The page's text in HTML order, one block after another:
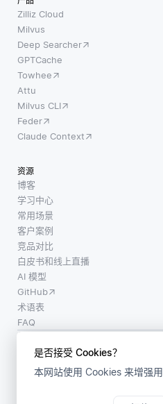
是否接受 Cookies？
本网站使用 Cookies 来增强用
Zilliz Cloud
Milvus
Deep Searcher
GPTCache
Towhee
Attu
Milvus CLI
Feder
Claude Context
资源
博客
学习中心
常用场景
客户案例
竞品对比
白皮书和线上直播
AI 模型
GitHub
术语表
FAQ
使用条款
LF AI、LF AI & Data、Milvus，以及
Foundation 所有商标
版权所有 ©2026 上海赜睿信息科技有